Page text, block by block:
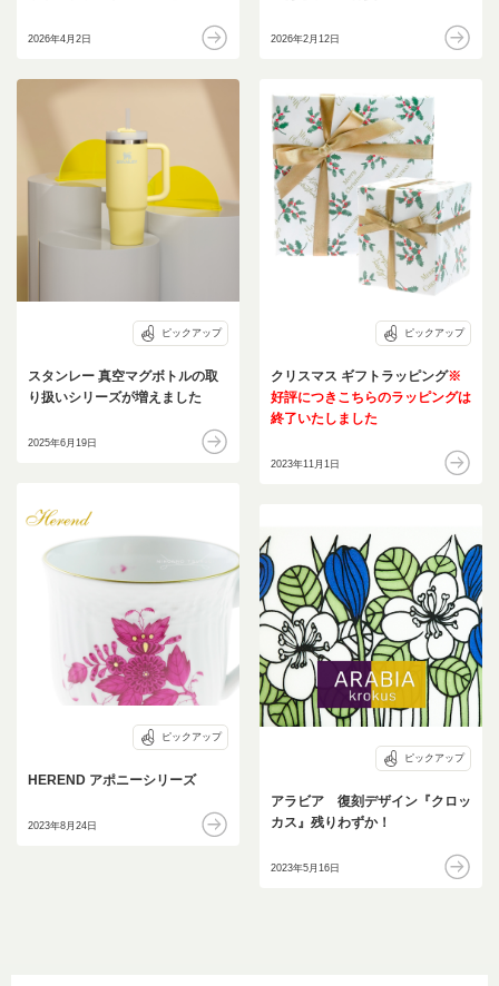
2026年4月2日 2026年2月12日
ピックアップ
スタンレー 真空マグボトルの取
り扱いシリーズが増えました
2025年6月19日
ピックアップ
クリスマス ギフトラッピング※
好評につきこちらのラッピングは
終了いたしました
2023年11月1日
ピックアップ
HEREND アポニーシリーズ
2023年8月24日
ピックアップ
アラビア 復刻デザイン『クロッ
カス』残りわずか！
2023年5月16日